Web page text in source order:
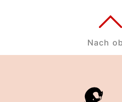
Nach